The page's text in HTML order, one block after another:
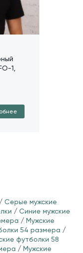
1,
/ Серые мужские
/ Синие мужские
/ Мужские
54 размера /
футболки 58
/ Мужские